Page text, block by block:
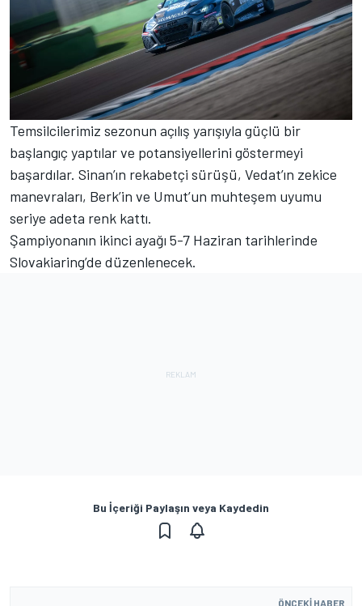
Temsilcilerimiz sezonun açılış yarışıyla güçlü bir
başlangıç yaptılar ve potansiyellerini göstermeyi
başardılar. Sinan’ın rekabetçi sürüşü, Vedat’ın zekice
manevraları, Berk’in ve Umut’un muhteşem uyumu
seriye adeta renk kattı.
Şampiyonanın ikinci ayağı 5-7 Haziran tarihlerinde
Slovakiaring’de düzenlenecek.
Bu İçeriği Paylaşın veya Kaydedin
ÖNCEKI HABER